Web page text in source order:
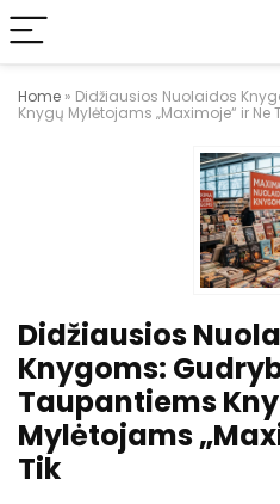
Home » Didžiausios Nuolaidos
Knygų Mylėtojams „Maximoje“ ir Ne
Didžiausios
Knygoms:
Taupantiems
Mylėtojams
Tik